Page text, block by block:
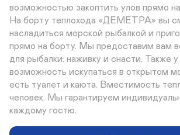
возможностью закоптить улов прямо
На борту теплохода «ДЕМЕТРА» вы
насладиться морской рыбалкой и
прямо на борту. Мы предоставим вам
для рыбалки: наживку и снасти. Также
возможность искупаться в открытом
есть туалет и каюта. Вместимость
человек. Мы гарантируем
каждому гостю.